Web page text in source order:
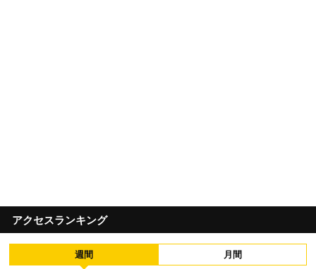
アクセスランキング
週間 月間